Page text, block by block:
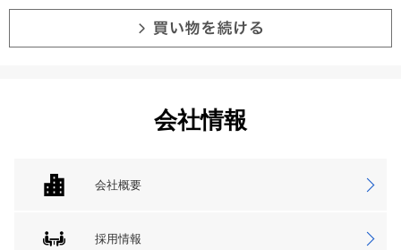
会社情報
会社概要
採用情報